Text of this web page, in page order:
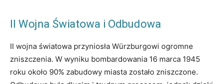
II Wojna Światowa i Odbudowa
II wojna światowa przyniosła Würzburgowi ogromne
zniszczenia. W wyniku bombardowania 16 marca 1945
roku około 90% zabudowy miasta zostało zniszczone.